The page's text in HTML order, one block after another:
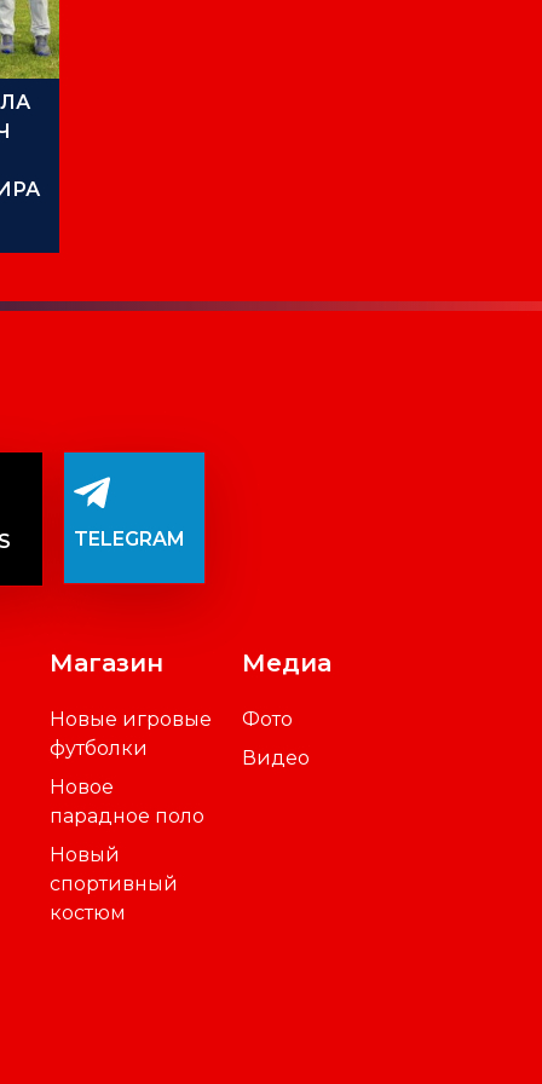
TELEGRAM
Магазин
Новые игровые
футболки
Новое
парадное поло
Новый
спортивный
костюм
Медиа
Фото
Видео